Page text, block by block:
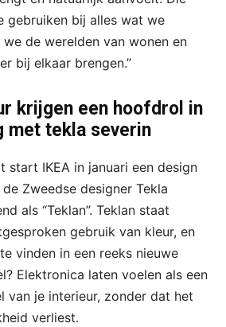
gebruiken bij alles wat we
de werelden van wonen en
bij elkaar brengen.”
krijgen een hoofdrol in
met tekla severin
start IKEA in januari een design
Zweedse designer Tekla
als “Teklan”. Teklan staat
gebruik van kleur, en
vinden in een reeks nieuwe
Elektronica laten voelen als een
van je interieur, zonder dat het
verliest.